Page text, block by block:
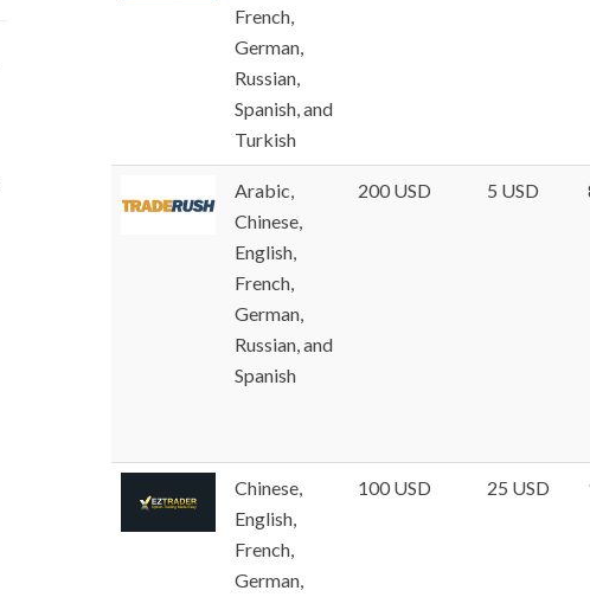
French,
German,
Russian,
Spanish, and
Turkish
Arabic,
Chinese,
English,
French,
German,
Russian, and
Spanish
200 USD 5 USD
Chinese,
English,
French,
German,
100 USD 25 USD